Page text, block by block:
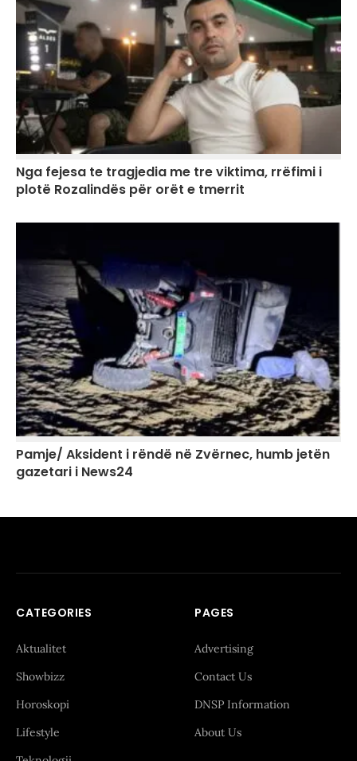
Nga fejesa te tragjedia me tre viktima, rrëfimi i
plotë Rozalindës për orët e tmerrit
Pamje/ Aksident i rëndë në Zvërnec, humb jetën
gazetari i News24
CATEGORIES
Aktualitet
Showbizz
Horoskopi
Lifestyle
PAGES
Advertising
Contact Us
DNSP Information
About Us